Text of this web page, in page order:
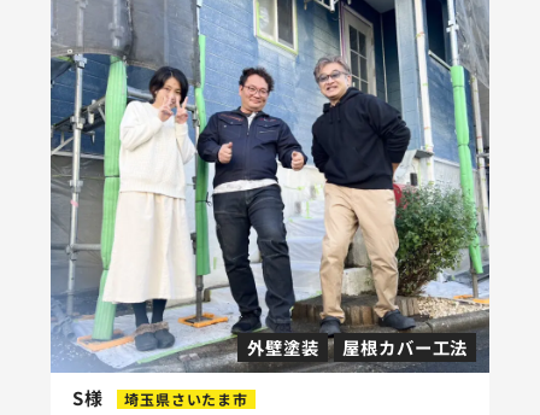
外壁塗装 屋根カバー工法
S様 埼玉県さいたま市